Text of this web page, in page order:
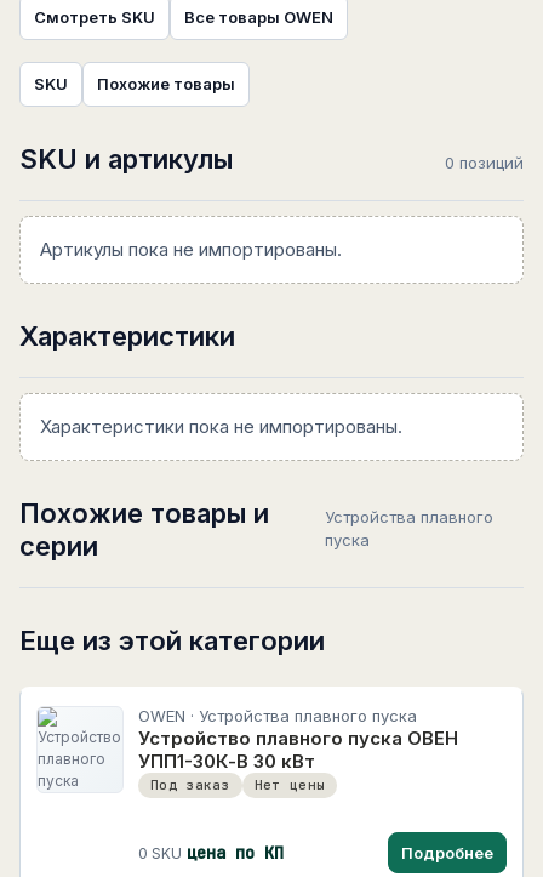
Смотреть SKU Все товары OWEN
SKU Похожие товары
SKU и артикулы 0 позиций
Артикулы пока не импортированы.
Характеристики
Характеристики пока не импортированы.
Похожие товары и
серии
Устройства плавного
пуска
Еще из этой категории
OWEN · Устройства плавного пуска
Устройство плавного пуска ОВЕН
УПП1-30К-В 30 кВт
Под заказ Нет цены
0 SKU цена по КП Подробнее